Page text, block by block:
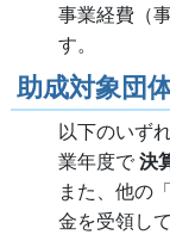
事業経費（
す。
助成対象団
以下のいず
業年度で決
また、他の
金を受領し